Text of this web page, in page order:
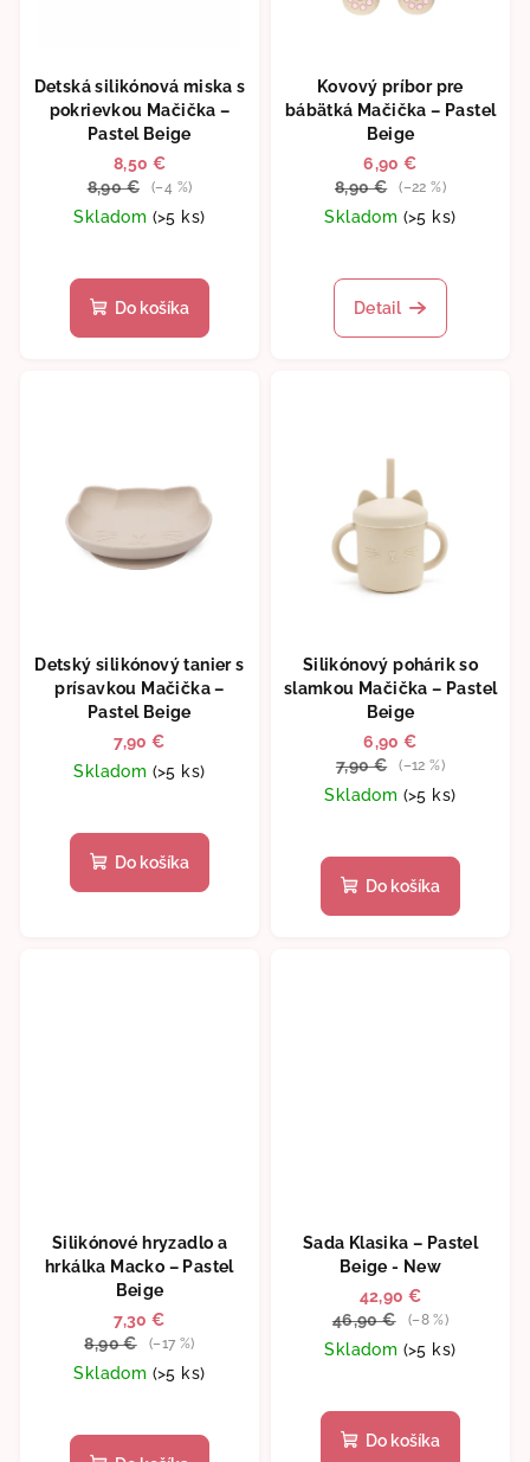
Detská silikónová miska s
pokrievkou Mačička –
Pastel Beige
8,50 €
8,90 €
(–4 %)
Skladom (>5 ks)
Do košíka
Kovový príbor pre
bábätká Mačička – Pastel
Beige
6,90 €
8,90 €
(–22 %)
Skladom (>5 ks)
Detail
Detský silikónový tanier s
prísavkou Mačička –
Pastel Beige
7,90 €
Skladom (>5 ks)
Do košíka
Silikónový pohárik so
slamkou Mačička – Pastel
Beige
6,90 €
7,90 €
(–12 %)
Skladom (>5 ks)
Do košíka
Silikónové hryzadlo a
hrkálka Macko – Pastel
Beige
7,30 €
8,90 €
(–17 %)
Skladom (>5 ks)
hodnotenie
produktu
Sada Klasika – Pastel
Beige - New
42,90 €
46,90 €
(–8 %)
Skladom (>5 ks)
Do košíka